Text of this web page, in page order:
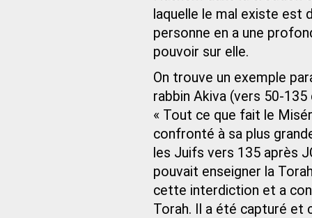
laquelle le mal existe est
personne en a une
pouvoir sur elle.
On trouve un exemple
rabbin Akiva (vers
« Tout ce que fait le
confronté à sa plus
les Juifs vers 135 après
pouvait enseigner la
cette interdiction et a
Torah. Il a été capturé et